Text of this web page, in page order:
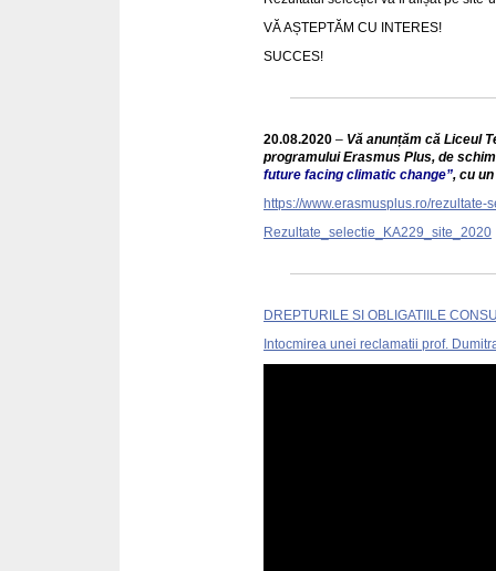
VĂ AȘTEPTĂM CU INTERES!
SUCCES!
20.08.2020 – Vă anunțăm că Liceul
programului Erasmus Plus, de
future facing climatic change”, cu
https://www.erasmusplus.ro/rezultate-
Rezultate_selectie_KA229_site_2020
DREPTURILE SI OBLIGATIILE
Intocmirea unei reclamatii prof.